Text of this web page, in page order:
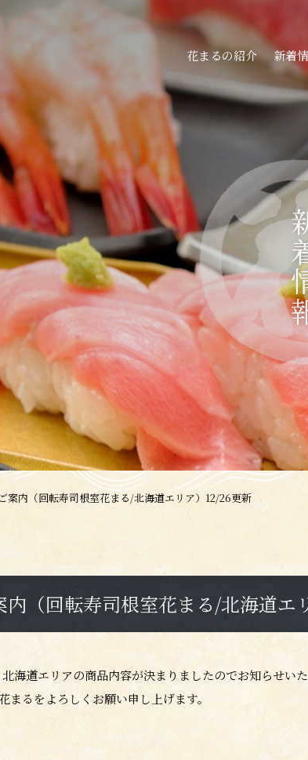
花まるの紹介 新着
新
案内（回転寿司根室花まる/北海道エリア）12/26更新
内（回転寿司根室花まる/北海道エ
海道エリアの商品内容が決まりましたのでお知らせいた
るをよろしくお願い申し上げます。